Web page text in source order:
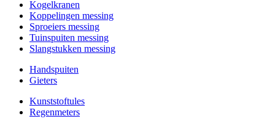
Kogelkranen
Koppelingen messing
Sproeiers messing
Tuinspuiten messing
Slangstukken messing
Handspuiten
Gieters
Kunststoftules
Regenmeters